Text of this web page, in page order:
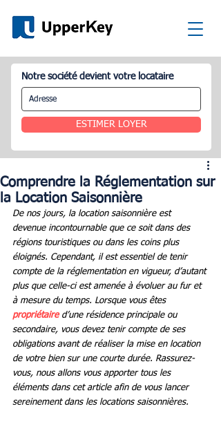
Notre société devient votre locataire
ESTIMER LOYER
Comprendre la Réglementation sur
la Location Saisonnière
De nos jours, la location saisonnière est
devenue incontournable que ce soit dans des
régions touristiques ou dans les coins plus
éloignés. Cependant, il est essentiel de tenir
compte de la réglementation en vigueur, d’autant
plus que celle-ci est amenée à évoluer au fur et
à mesure du temps. Lorsque vous êtes
propriétaire d’une résidence principale ou
secondaire, vous devez tenir compte de ses
obligations avant de réaliser la mise en location
de votre bien sur une courte durée. Rassurez-
vous, nous allons vous apporter tous les
éléments dans cet article afin de vous lancer
sereinement dans les locations saisonnières.